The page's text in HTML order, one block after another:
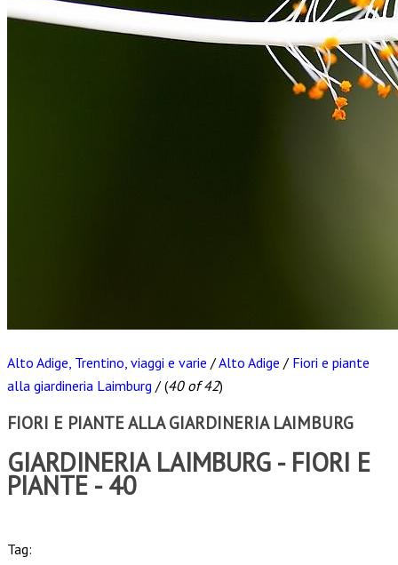
Alto Adige, Trentino, viaggi e varie /Alto Adige / Fiori e piante
alla giardineria Laimburg / (40 of 42)
FIORI E PIANTE ALLA GIARDINERIA LAIMBURG
GIARDINERIA LAIMBURG - FIORI E
PIANTE - 40
Tag: